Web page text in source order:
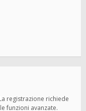
registrazione richiede
funzioni avanzate.